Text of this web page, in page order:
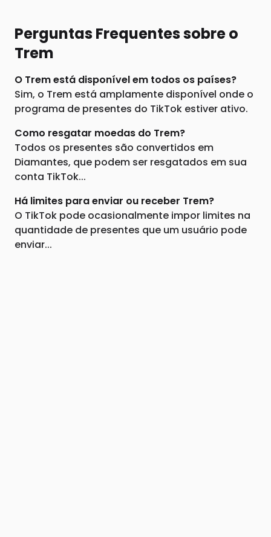
Perguntas Frequentes sobre o
Trem
O Trem está disponível em todos os países?
Sim, o Trem está amplamente disponível onde o
programa de presentes do TikTok estiver ativo.
Como resgatar moedas do Trem?
Todos os presentes são convertidos em
Diamantes, que podem ser resgatados em sua
conta TikTok...
Há limites para enviar ou receber Trem?
O TikTok pode ocasionalmente impor limites na
quantidade de presentes que um usuário pode
enviar...